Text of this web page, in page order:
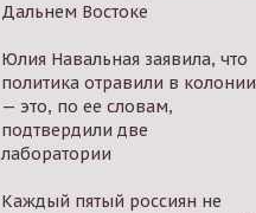
Дальнем Востоке
Юлия Навальная заявила, что
политика отравили в колонии
— это, по ее словам,
подтвердили две
лаборатории
Каждый пятый россиян не